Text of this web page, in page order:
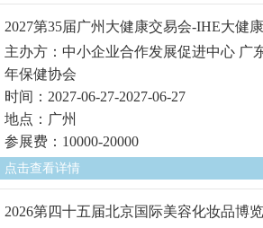
2027第35届广州大健康交易会-IHE大健
主办方：中小企业合作发展促进中心 广
年保健协会
时间：2027-06-27-2027-06-27
地点：广州
参展费：10000-20000
点击查看详情
2026第四十五届北京国际美容化妆品博